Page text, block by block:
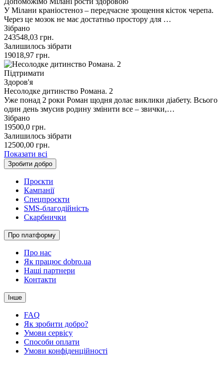
У Мілани краніостеноз – передчасне зрощення кісток черепа.
Через це мозок не має достатньо простору для …
Зібрано
243548,03 грн.
Залишилось зібрати
19018,97 грн.
Підтримати
Здоров'я
Несолодке дитинство Романа. 2
Уже понад 2 роки Роман щодня долає виклики діабету. Всього
один день змусив родину змінити все – звички,…
Зібрано
19500,0 грн.
Залишилось зібрати
12500,00 грн.
Показати всі
Зробити добро
Проєкти
Кампанії
Спецпроєкти
SMS-благодійність
Скарбнички
Про платформу
Про нас
Як працює dobro.ua
Наші партнери
Контакти
Інше
FAQ
Як зробити добро?
Умови сервісу
Способи оплати
Умови конфіденційності